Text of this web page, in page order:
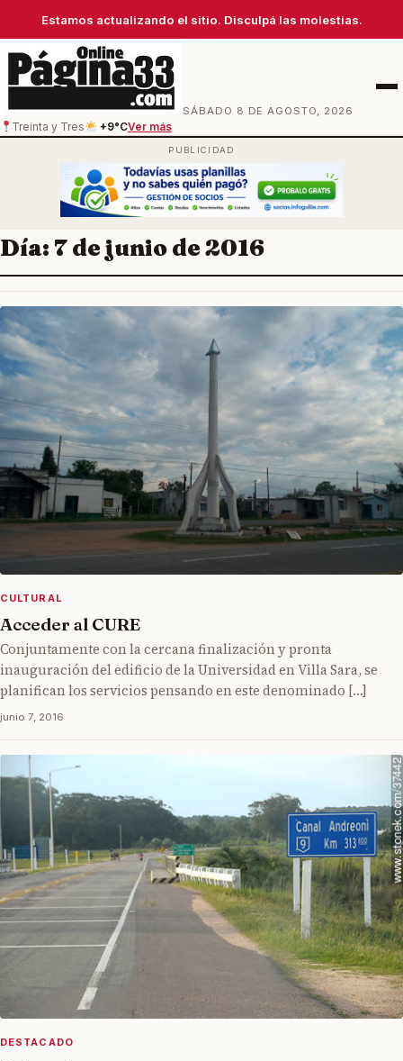
Estamos actualizando el sitio. Disculpá las molestias.
SÁBADO 8 DE AGOSTO, 2026
Treinta y Tres
+9°CVer más
Menú
Día: 7 de junio de 2016
CULTURAL
Acceder al CURE
Conjuntamente con la cercana finalización y pronta
inauguración del edificio de la Universidad en Villa Sara, se
planifican los servicios pensando en este denominado […]
junio 7, 2016
DESTACADO